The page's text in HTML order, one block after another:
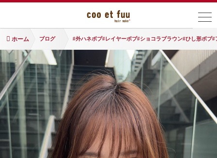
ホーム ブログ #外ハネボブ#レイヤーボブ#ショコラブラウン#ひし形ボブ